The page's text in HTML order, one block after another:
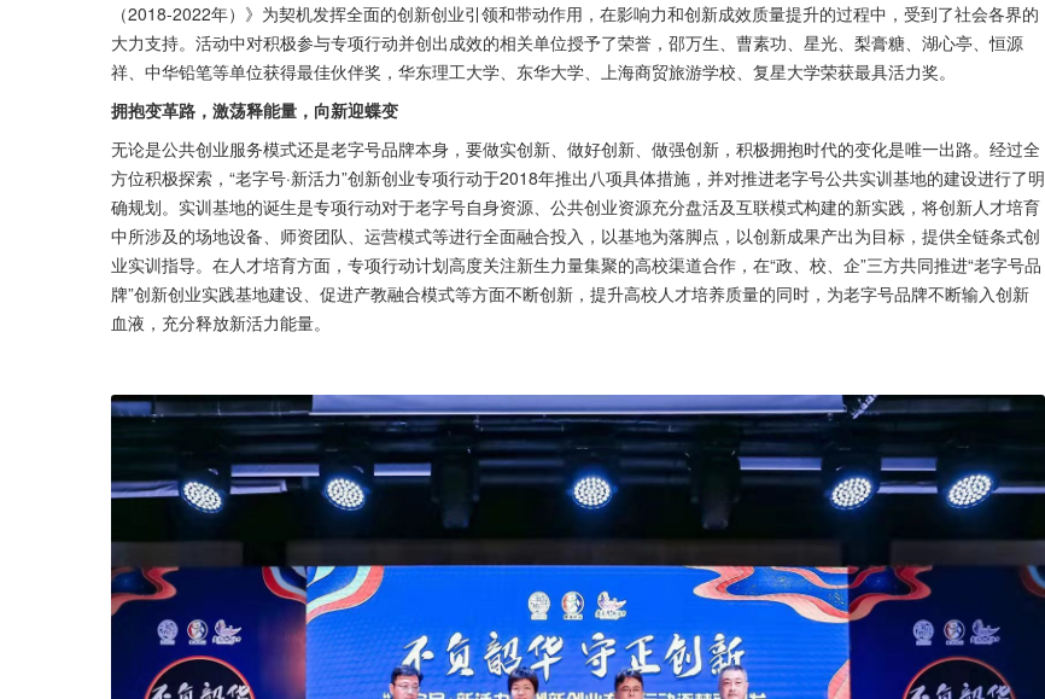
（2018-2022年）》为契机发挥全面的创新创业引领和带动作用，在影响力和创新成效质量提升的过程中，受到了社会各界的
大力支持。活动中对积极参与专项行动并创出成效的相关单位授予了荣誉，邵万生、曹素功、星光、梨膏糖、湖心亭、恒源
祥、中华铅笔等单位获得最佳伙伴奖，华东理工大学、东华大学、上海商贸旅游学校、复星大学荣获最具活力奖。
拥抱变革路，激荡释能量，向新迎蝶变
无论是公共创业服务模式还是老字号品牌本身，要做实创新、做好创新、做强创新，积极拥抱时代的变化是唯一出路。经过全
方位积极探索，“老字号·新活力”创新创业专项行动于2018年推出八项具体措施，并对推进老字号公共实训基地的建设进行了明
确规划。实训基地的诞生是专项行动对于老字号自身资源、公共创业资源充分盘活及互联模式构建的新实践，将创新人才培育
中所涉及的场地设备、师资团队、运营模式等进行全面融合投入，以基地为落脚点，以创新成果产出为目标，提供全链条式创
业实训指导。在人才培育方面，专项行动计划高度关注新生力量集聚的高校渠道合作，在“政、校、企”三方共同推进“老字号品
牌”创新创业实践基地建设、促进产教融合模式等方面不断创新，提升高校人才培养质量的同时，为老字号品牌不断输入创新
血液，充分释放新活力能量。